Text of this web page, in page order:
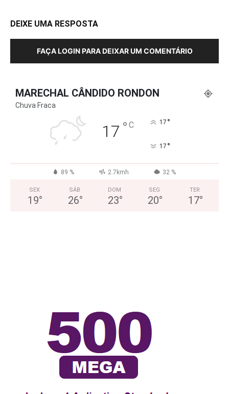
DEIXE UMA RESPOSTA
FAÇA LOGIN PARA DEIXAR UM COMENTÁRIO
MARECHAL CÂNDIDO RONDON
Chuva Fraca
17 ° C 17 °
17 °
89 % 2.7kmh 32 %
SEX
19°
SÁB
26°
DOM
23°
SEG
20°
TER
17°